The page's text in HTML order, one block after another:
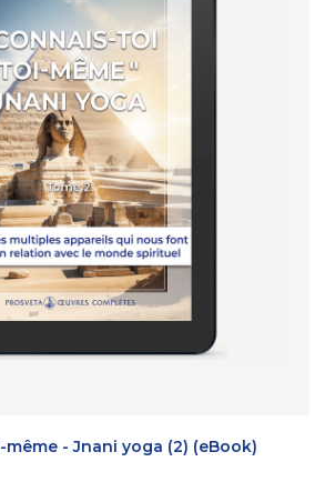
- Jnani yoga (2) (eBook)